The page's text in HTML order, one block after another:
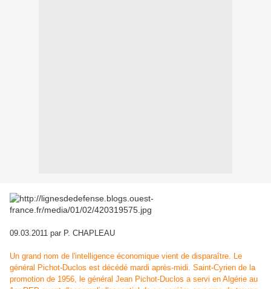
09.03.2011 par P. CHAPLEAU
Un grand nom de l'intelligence économique vient de disparaître. Le
général Pichot-Duclos est décédé mardi après-midi. Saint-Cyrien de la
promotion de 1956, le général Jean Pichot-Duclos a servi en Algérie au